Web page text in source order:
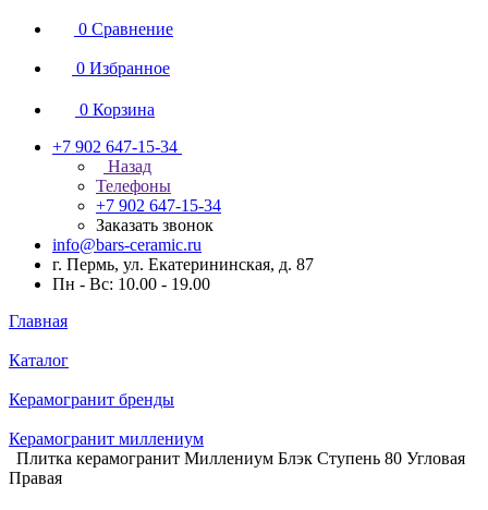
0 Сравнение
0 Избранное
0 Корзина
+7 902 647-15-34
Назад
Телефоны
+7 902 647-15-34
Заказать звонок
info@bars-ceramic.ru
г. Пермь, ул. Екатерининская, д. 87
Пн - Вс: 10.00 - 19.00
Главная
Каталог
Керамогранит бренды
Керамогранит миллениум
Плитка керамогранит Миллениум Блэк Ступень 80 Угловая
Правая